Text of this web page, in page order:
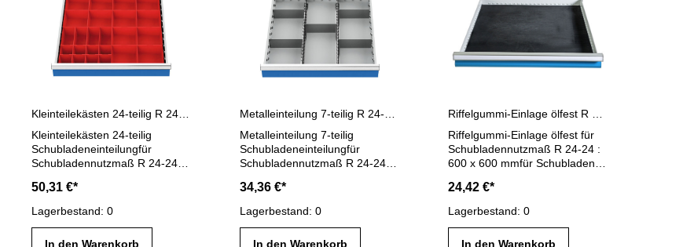
Kleinteilekästen 24-teilig
Schubladeneinteilungfür
Schubladennutzmaß R 24-24 :
Fronthöhe: 75-100 mm
bestehend aus: 12 x Kästen
150 x 150 mm 4 x Kästen 75 x
50,31 €*
Lagerbestand: 0
In den Warenkorb
Metalleinteilung 7-teilig
Schubladeneinteilungfür
Schubladennutzmaß R 24-24 :
Fronthöhe: 150 mm bestehend
aus: 2 x Mittelfachschiene 600
mm5 x Trennwand 200 mm
34,36 €*
Lagerbestand: 0
In den Warenkorb
Riffelgummi-Einlage ölfest für
Schubladennutzmaß R 24-24 :
600 x 600 mmfür Schubladen
24,42 €*
Lagerbestand: 0
In den Warenkorb